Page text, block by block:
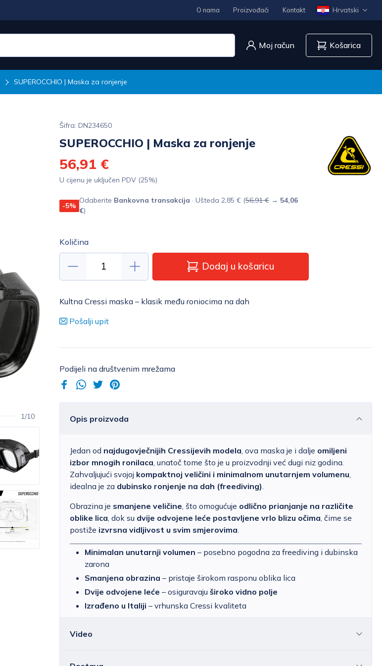
O nama Proizvođači Kontakt Hrvatski
Moj račun Košarica
SUPEROCCHIO | Maska za ronjenje
1/10
Šifra: DN234650
SUPEROCCHIO | Maska za ronjenje
56,91 €
U cijenu je uključen PDV (25%)
-5%
Odaberite Bankovna transakcija · Ušteda 2,85 € (56,91 € → 54,06
€)
Količina
Dodaj u košaricu
Kultna Cressi maska – klasik među roniocima na dah
Pošalji upit
Podijeli na društvenim mrežama
Opis proizvoda
Jedan od najdugovječnijih Cressijevih modela , ova maska je i dalje omiljeni
izbor mnogih ronilaca , unatoč tome što je u proizvodnji već dugi niz godina.
Zahvaljujući svojoj kompaktnoj veličini i minimalnom unutarnjem volumenu
idealna je za dubinsko ronjenje na dah (freediving)
Obrazina je smanjene veličine , što omogućuje odlično prianjanje na različite
oblike lica , dok su dvije odvojene leće postavljene vrlo blizu očima , čime se
postiže izvrsna vidljivost u svim smjerovima
Minimalan unutarnji volumen – posebno pogodna za freediving i dubinska
zarona
Smanjena obrazina – pristaje širokom rasponu oblika lica
Dvije odvojene leće – osiguravaju široko vidno polje
Izrađeno u Italiji – vrhunska Cressi kvaliteta
Video